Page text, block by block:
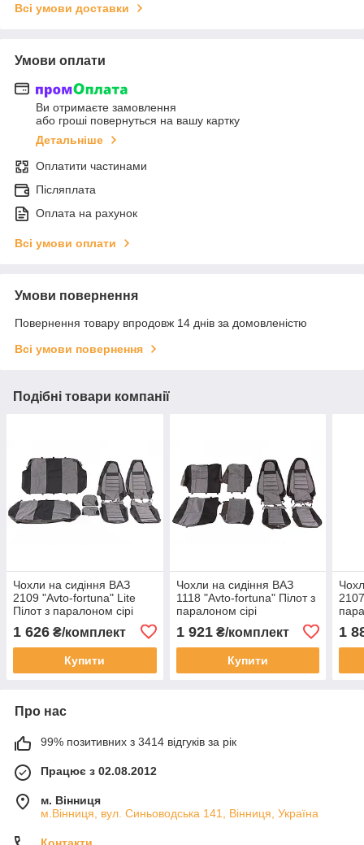
Всі умови доставки
Умови оплати
Ви отримаєте замовлення
або гроші повернуться на вашу картку
Детальніше
Оплатити частинами
Післяплата
Оплата на рахунок
Всі умови оплати
Умови повернення
Повернення товару впродовж 14 днів за домовленістю
Всі умови повернення
Подібні товари компанії
Чохли на сидіння ВАЗ
2109 "Avto-fortuna" Lite
Пілот з паралоном сірі
1 626 ₴/комплект
Купити
Чохли на сидіння ВАЗ
1118 "Avto-fortuna" Пілот з
паралоном сірі
1 921₴/комплект
Купити
1
Про нас
99% позитивних з 3414 відгуків за рік
Працює з 02.08.2012
м. Вінниця
м.Вінниця, вул. Синьоводська 141, Вінниця, Україна